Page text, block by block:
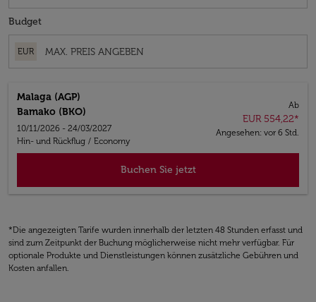
Budget
EUR
Malaga (AGP)
Bamako (BKO)
10/11/2026 - 24/03/2027
Hin- und Rückflug / Economy
Ab
EUR 554,22*
Angesehen: vor 6 Std.
Buchen Sie jetzt
*Die angezeigten Tarife wurden innerhalb der letzten 48 Stunden erfasst und
sind zum Zeitpunkt der Buchung möglicherweise nicht mehr verfügbar. Für
optionale Produkte und Dienstleistungen können zusätzliche Gebühren und
Kosten anfallen.